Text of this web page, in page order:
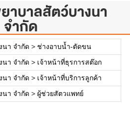
าบาลสัตว์บางนา
จำกัด
นา จำกัด > ช่างอาบน้ำ-ตัดขน
นา จำกัด > เจ้าหน้าที่ธุรการสต๊อก
นา จำกัด > เจ้าหน้าที่บริการลูกค้า
นา จำกัด > ผู้ช่วยสัตวแพทย์